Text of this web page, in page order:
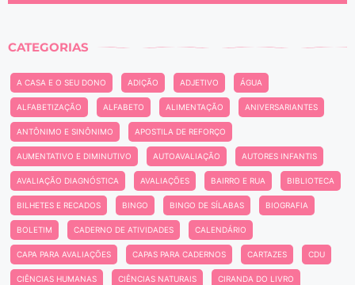
CATEGORIAS
A CASA E O SEU DONO ADIÇÃO ADJETIVO ÁGUA
ALFABETIZAÇÃO ALFABETO ALIMENTAÇÃO ANIVERSARIANTES
ANTÔNIMO E SINÔNIMO APOSTILA DE REFORÇO
AUMENTATIVO E DIMINUTIVO AUTOAVALIAÇÃO AUTORES INFANTIS
AVALIAÇÃO DIAGNÓSTICA AVALIAÇÕES BAIRRO E RUA BIBLIOTECA
BILHETES E RECADOS BINGO BINGO DE SÍLABAS BIOGRAFIA
BOLETIM CADERNO DE ATIVIDADES CALENDÁRIO
CAPA PARA AVALIAÇÕES CAPAS PARA CADERNOS CARTAZES CDU
CIÊNCIAS HUMANAS CIÊNCIAS NATURAIS CIRANDA DO LIVRO